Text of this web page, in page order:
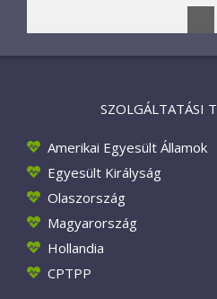
SZOLGÁLTATÁSI
Amerikai Egyesült Államok
Egyesült Királyság
Olaszország
Magyarország
Hollandia
CPTPP